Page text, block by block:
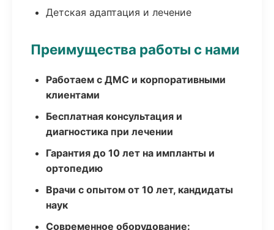
Детская адаптация и лечение
Преимущества работы с нами
Работаем с ДМС и корпоративными
клиентами
Бесплатная консультация и
диагностика при лечении
Гарантия до 10 лет на импланты и
ортопедию
Врачи с опытом от 10 лет, кандидаты
наук
Современное оборудование: